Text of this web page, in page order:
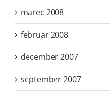
marec 2008
februar 2008
december 2007
september 2007